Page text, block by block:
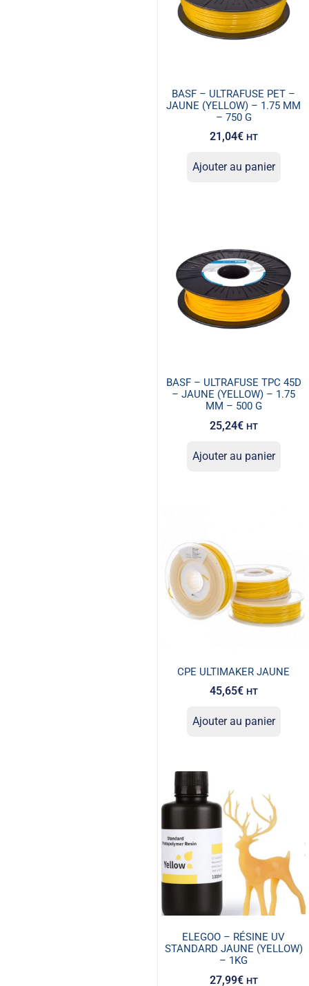
BASF – ULTRAFUSE PET –
JAUNE (YELLOW) – 1.75 MM
– 750 G
21,04€ HT
Ajouter au panier
BASF – ULTRAFUSE TPC 45D
– JAUNE (YELLOW) – 1.75
MM – 500 G
25,24€ HT
Ajouter au panier
CPE ULTIMAKER JAUNE
45,65€ HT
Ajouter au panier
ELEGOO – RÉSINE UV
STANDARD JAUNE (YELLOW)
– 1KG
27,99€ HT